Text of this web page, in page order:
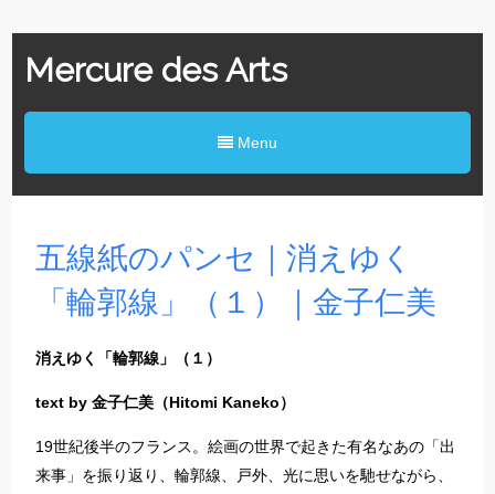
Mercure des Arts
Menu
五線紙のパンセ｜消えゆく
「輪郭線」（１）｜金子仁美
消えゆく「輪郭線」（１）
text by 金子仁美（Hitomi Kaneko）
19世紀後半のフランス。絵画の世界で起きた有名なあの「出
来事」を振り返り、輪郭線、戸外、光に思いを馳せながら、